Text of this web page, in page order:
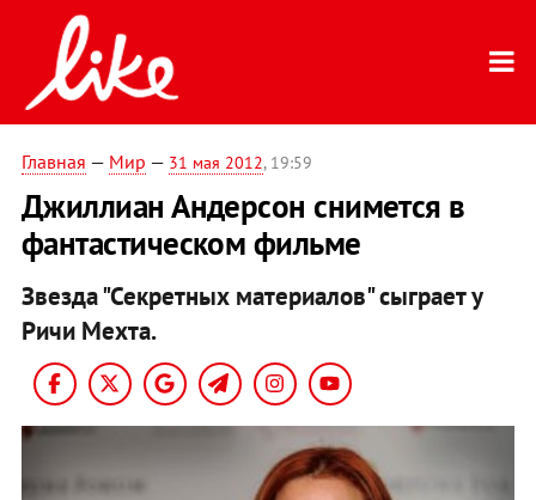
Главная — Мир — 31 мая 2012, 19:59
Джиллиан Андерсон снимется в
фантастическом фильме
Звезда "Секретных материалов" сыграет у
Ричи Мехта.